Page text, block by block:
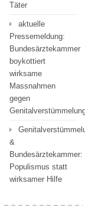
Täter
aktuelle
Pressemeldung:
Bundesärztekammer
boykottiert
wirksame
Massnahmen
gegen
&
Bundesärztekammer:
Populismus statt
wirksamer Hilfe